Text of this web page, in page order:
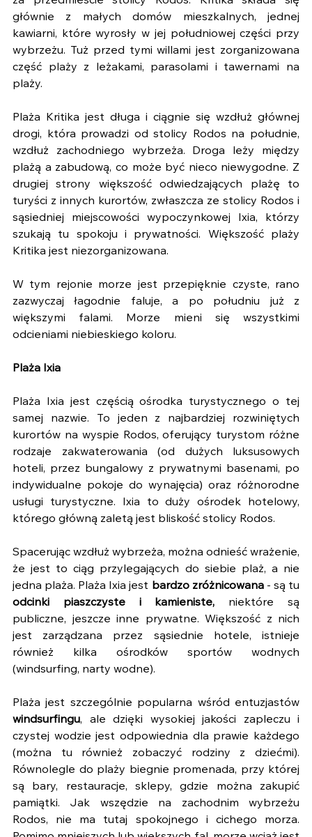
głównie z małych domów mieszkalnych, jednej
kawiarni, które wyrosły w jej południowej części przy
wybrzeżu. Tuż przed tymi willami jest zorganizowana
część plaży z leżakami, parasolami i tawernami na
plaży.
Plaża Kritika jest długa i ciągnie się wzdłuż głównej
drogi, która prowadzi od stolicy Rodos na południe,
wzdłuż zachodniego wybrzeża. Droga leży między
plażą a zabudową, co może być nieco niewygodne. Z
drugiej strony większość odwiedzających plażę to
turyści z innych kurortów, zwłaszcza ze stolicy Rodos i
sąsiedniej miejscowości wypoczynkowej Ixia, którzy
szukają tu spokoju i prywatności. Większość plaży
Kritika jest niezorganizowana.
W tym rejonie morze jest przepięknie czyste, rano
zazwyczaj łagodnie faluje, a po południu już z
większymi falami. Morze mieni się wszystkimi
odcieniami niebieskiego koloru.
Plaża Ixia
Plaża Ixia jest częścią ośrodka turystycznego o tej
samej nazwie. To jeden z najbardziej rozwiniętych
kurortów na wyspie Rodos, oferujący turystom różne
rodzaje zakwaterowania (od dużych luksusowych
hoteli, przez bungalowy z prywatnymi basenami, po
indywidualne pokoje do wynajęcia) oraz różnorodne
usługi turystyczne. Ixia to duży ośrodek hotelowy,
którego główną zaletą jest bliskość stolicy Rodos.
Spacerując wzdłuż wybrzeża, można odnieść wrażenie,
że jest to ciąg przylegających do siebie plaż, a nie
jedna plaża. Plaża Ixia jest bardzo zróżnicowana
odcinki piaszczyste i kamieniste, niektóre są
publiczne, jeszcze inne prywatne. Większość z nich
jest zarządzana przez sąsiednie hotele, istnieje
również kilka ośrodków sportów wodnych
(windsurfing, narty wodne).
windsurfingu, ale dzięki wysokiej jakości zapleczu i
czystej wodzie jest odpowiednia dla prawie każdego
(można tu również zobaczyć rodziny z dziećmi).
Równolegle do plaży biegnie promenada, przy której
są bary, restauracje, sklepy, gdzie można zakupić
pamiątki. Jak wszędzie na zachodnim wybrzeżu
Rodos, nie ma tutaj spokojnego i cichego morza.